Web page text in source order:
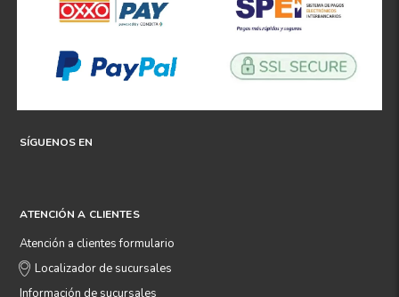
SÍGUENOS EN
ATENCIÓN A CLIENTES
Atención a clientes formulario
Localizador de sucursales
Información de sucursales